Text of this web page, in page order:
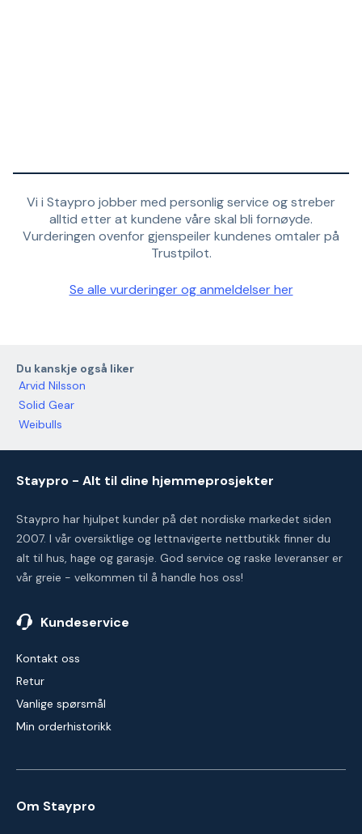
Vi i Staypro jobber med personlig service og streber
alltid etter at kundene våre skal bli fornøyde.
Vurderingen ovenfor gjenspeiler kundenes omtaler på
Trustpilot.
Se alle vurderinger og anmeldelser her
Du kanskje også liker
Arvid Nilsson
Solid Gear
Weibulls
Staypro - Alt til dine hjemmeprosjekter
Staypro har hjulpet kunder på det nordiske markedet siden
2007. I vår oversiktlige og lettnavigerte nettbutikk finner du
alt til hus, hage og garasje. God service og raske leveranser er
vår greie - velkommen til å handle hos oss!
Kundeservice
Kontakt oss
Retur
Vanlige spørsmål
Min orderhistorikk
Om Staypro